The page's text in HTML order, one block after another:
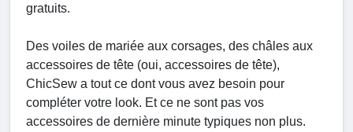
gratuits.
Des voiles de mariée aux corsages, des châles aux
accessoires de tête (oui, accessoires de tête),
ChicSew a tout ce dont vous avez besoin pour
compléter votre look. Et ce ne sont pas vos
accessoires de dernière minute typiques non plus.